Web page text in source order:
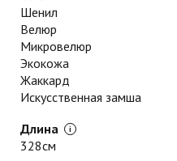
Шенил
Велюр
Микровелюр
Экокожа
Жаккард
Искусственная замша
Длина
328см